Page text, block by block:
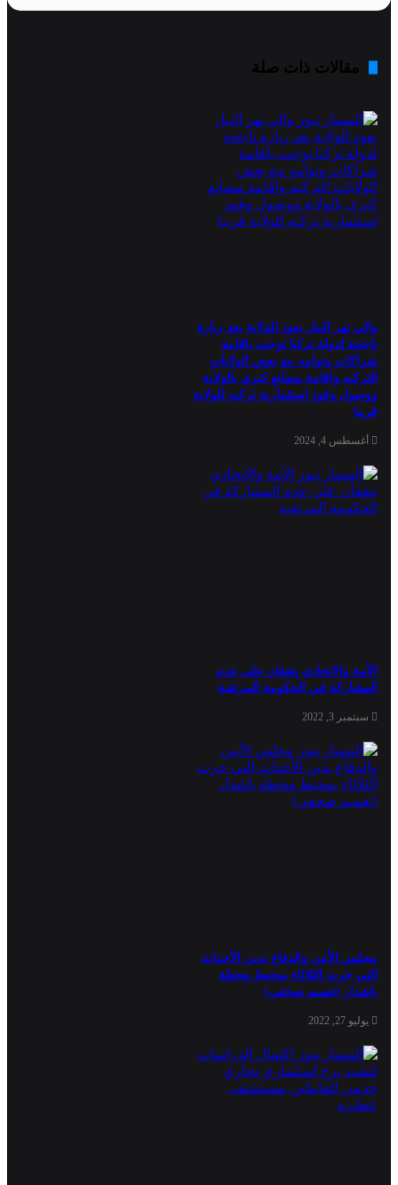
مقالات ذات صلة
والي نهر النيل يعود للولاية بعد زيارة
ناجحة لدولة تركيا توجت باقامة
شراكات وتوامه مع بعض الولايات
التركيه واقامة مصانع كبري بالولاية
ووصول وفود استثمارية تركيه للولاية
قريبا
أغسطس 4, 2024
الأمة والاتحادي يتفقان على عدم
المشاركة في الحكومة المرتقبة
سبتمبر 3, 2022
مجلس الأمن والدفاع يدين الأحداث
التي جرت الثلاثاء بمحيط محطة
باشدار (تعميم صحفي)
يوليو 27, 2022